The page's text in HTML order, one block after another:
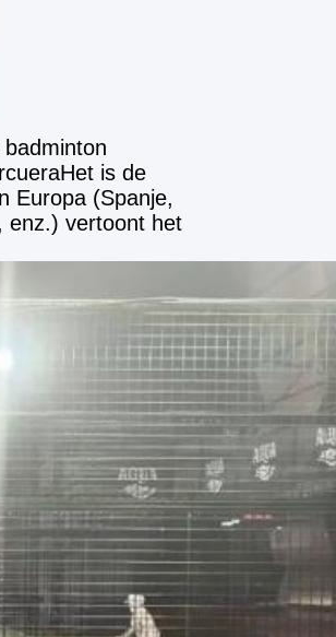
is de
Europa (Spanje,
enz.) vertoont het